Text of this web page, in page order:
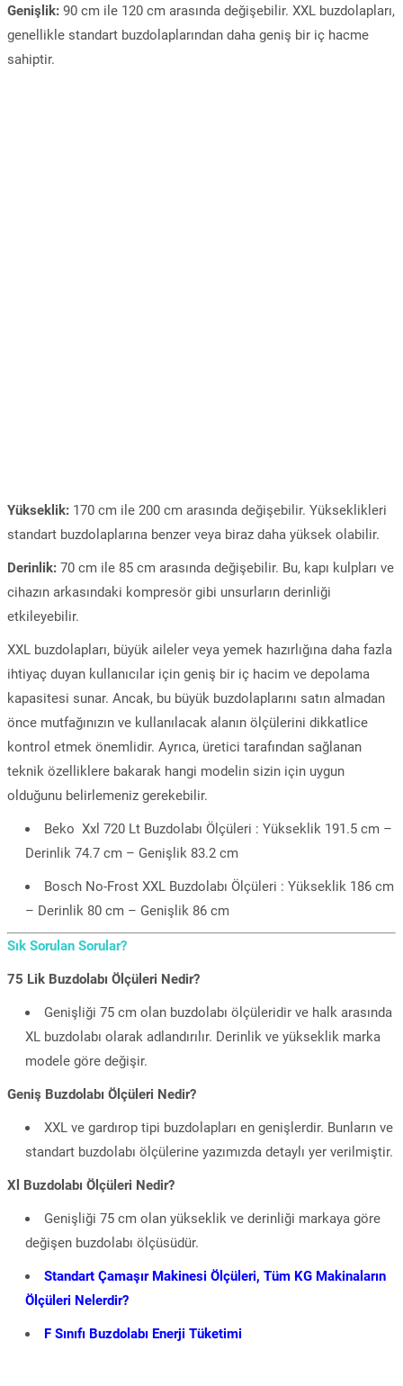
Genişlik: 90 cm ile 120 cm arasında değişebilir. XXL buzdolapları,
genellikle standart buzdolaplarından daha geniş bir iç hacme
sahiptir.
Yükseklik: 170 cm ile 200 cm arasında değişebilir. Yükseklikleri
standart buzdolaplarına benzer veya biraz daha yüksek olabilir.
Derinlik: 70 cm ile 85 cm arasında değişebilir. Bu, kapı kulpları ve
cihazın arkasındaki kompresör gibi unsurların derinliği
etkileyebilir.
XXL buzdolapları, büyük aileler veya yemek hazırlığına daha fazla
ihtiyaç duyan kullanıcılar için geniş bir iç hacim ve depolama
kapasitesi sunar. Ancak, bu büyük buzdolaplarını satın almadan
önce mutfağınızın ve kullanılacak alanın ölçülerini dikkatlice
kontrol etmek önemlidir. Ayrıca, üretici tarafından sağlanan
teknik özelliklere bakarak hangi modelin sizin için uygun
olduğunu belirlemeniz gerekebilir.
Beko Xxl 720 Lt Buzdolabı Ölçüleri : Yükseklik 191.5 cm –
Derinlik 74.7 cm – Genişlik 83.2 cm
Bosch No-Frost XXL Buzdolabı Ölçüleri : Yükseklik 186 cm
– Derinlik 80 cm – Genişlik 86 cm
Sık Sorulan Sorular?
75 Lik Buzdolabı Ölçüleri Nedir?
Genişliği 75 cm olan buzdolabı ölçüleridir ve halk arasında
XL buzdolabı olarak adlandırılır. Derinlik ve yükseklik marka
modele göre değişir.
Geniş Buzdolabı Ölçüleri Nedir?
XXL ve gardırop tipi buzdolapları en genişlerdir. Bunların ve
standart buzdolabı ölçülerine yazımızda detaylı yer verilmiştir.
Xl Buzdolabı Ölçüleri Nedir?
Genişliği 75 cm olan yükseklik ve derinliği markaya göre
değişen buzdolabı ölçüsüdür.
Standart Çamaşır Makinesi Ölçüleri, Tüm KG Makinaların
Ölçüleri Nelerdir?
F Sınıfı Buzdolabı Enerji Tüketimi